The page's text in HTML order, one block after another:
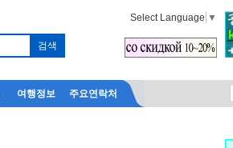
Select Language ▼
여행정보 주요연락처